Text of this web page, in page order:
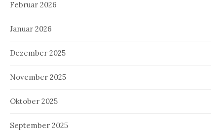
Februar 2026
Januar 2026
Dezember 2025
November 2025
Oktober 2025
September 2025